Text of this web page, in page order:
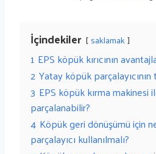
İçindekiler saklamak
1 EPS köpük kırıcının
2 Yatay köpük
3 EPS köpük kırma
parçalanabilir?
4 Köpük geri dönüşümü için
parçalayıcı kullanılmalı?